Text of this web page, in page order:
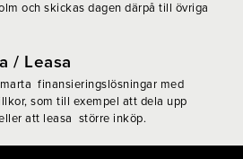
och skickas dagen därpå till övriga
/ Leasa
finansieringslösningar med
som till exempel att dela upp
att leasa större inköp.